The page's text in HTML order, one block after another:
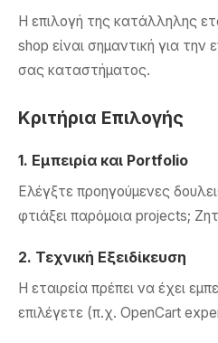
Η επιλογή της κατάλληλης
shop είναι σημαντική για την
σας καταστήματος.
Κριτήρια Επιλογής
1. Εμπειρία και Portfolio
Ελέγξτε προηγούμενες
φτιάξει παρόμοια projects;
2. Τεχνική Εξειδίκευση
Η εταιρεία πρέπει να έχει
επιλέγετε (π.χ. OpenCart